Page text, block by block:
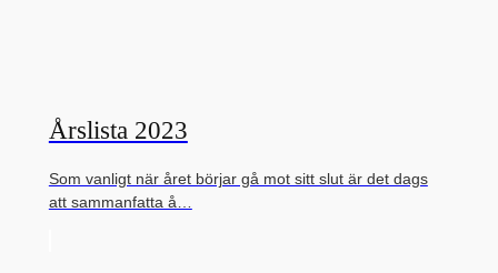
Årslista 2023
Som vanligt när året börjar gå mot sitt slut är det dags
att sammanfatta å…